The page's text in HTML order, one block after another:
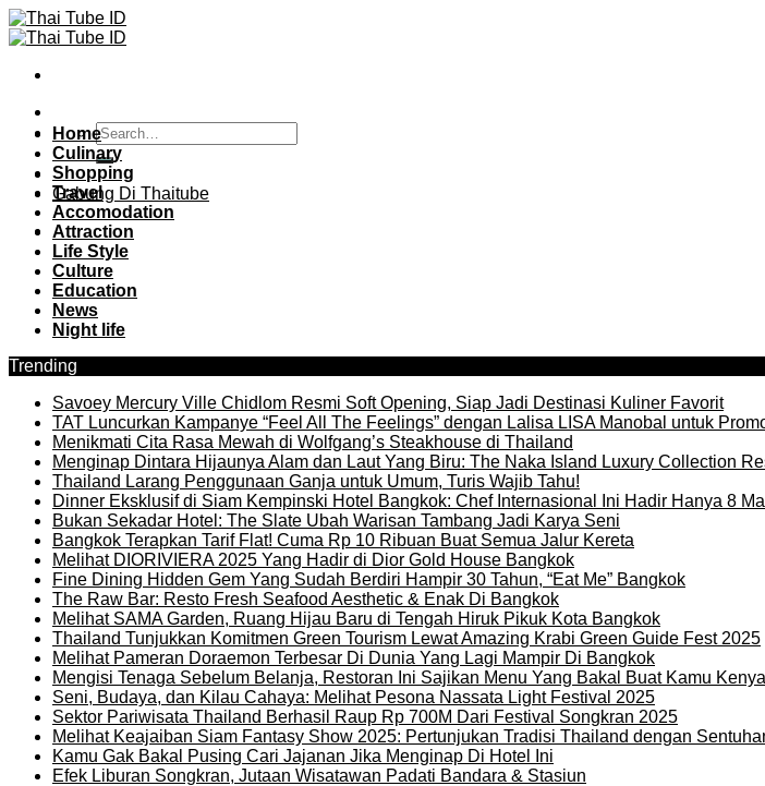
Skip
to
Gabung Di Thaitube
Home
Culinary
Shopping
Travel
Accomodation
Attraction
Life Style
Culture
Education
News
Night life
Trending
Savoey Mercury Ville Chidlom Resmi Soft Opening, Siap Jadi Destinasi Kuliner Favorit
TAT Luncurkan Kampanye “Feel All The Feelings” dengan Lalisa LISA Manobal untuk
Menikmati Cita Rasa Mewah di Wolfgang’s Steakhouse di Thailand
Menginap Dintara Hijaunya Alam dan Laut Yang Biru: The Naka Island Luxury Collection
Thailand Larang Penggunaan Ganja untuk Umum, Turis Wajib Tahu!
Dinner Eksklusif di Siam Kempinski Hotel Bangkok: Chef Internasional Ini Hadir Hanya 8
Bukan Sekadar Hotel: The Slate Ubah Warisan Tambang Jadi Karya Seni
Bangkok Terapkan Tarif Flat! Cuma Rp 10 Ribuan Buat Semua Jalur Kereta
Melihat DIORIVIERA 2025 Yang Hadir di Dior Gold House Bangkok
Fine Dining Hidden Gem Yang Sudah Berdiri Hampir 30 Tahun, “Eat Me” Bangkok
The Raw Bar: Resto Fresh Seafood Aesthetic & Enak Di Bangkok
Melihat SAMA Garden, Ruang Hijau Baru di Tengah Hiruk Pikuk Kota Bangkok
Thailand Tunjukkan Komitmen Green Tourism Lewat Amazing Krabi Green Guide Fest 2025
Melihat Pameran Doraemon Terbesar Di Dunia Yang Lagi Mampir Di Bangkok
Mengisi Tenaga Sebelum Belanja, Restoran Ini Sajikan Menu Yang Bakal Buat Kamu
Seni, Budaya, dan Kilau Cahaya: Melihat Pesona Nassata Light Festival 2025
Sektor Pariwisata Thailand Berhasil Raup Rp 700M Dari Festival Songkran 2025
Melihat Keajaiban Siam Fantasy Show 2025: Pertunjukan Tradisi Thailand dengan
Kamu Gak Bakal Pusing Cari Jajanan Jika Menginap Di Hotel Ini
Efek Liburan Songkran, Jutaan Wisatawan Padati Bandara & Stasiun